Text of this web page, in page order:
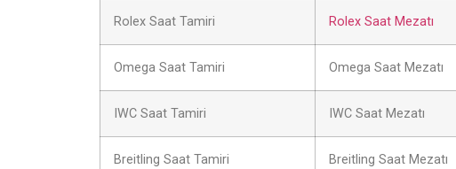
Rolex Saat Tamiri Rolex Saat Mezatı
Omega Saat Tamiri Omega Saat Mezatı
IWC Saat Tamiri IWC Saat Mezatı
Breitling Saat Tamiri Breitling Saat Mezatı